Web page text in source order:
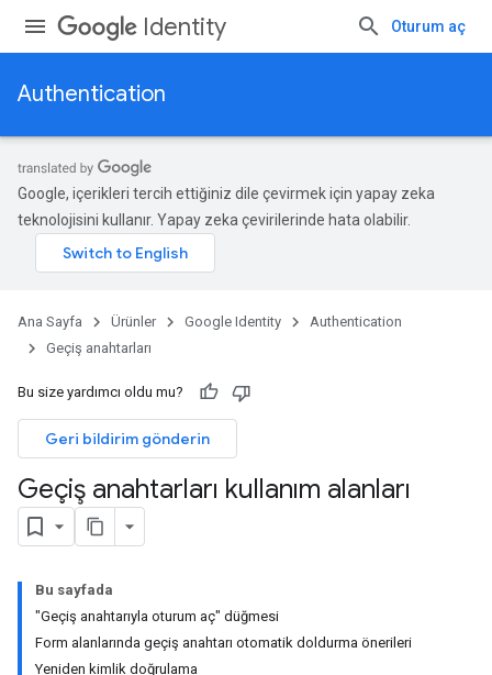
Identity Oturum aç
Authentication
Google, içerikleri tercih ettiğiniz dile çevirmek için yapay zeka
teknolojisini kullanır. Yapay zeka çevirilerinde hata olabilir.
Ana Sayfa Ürünler Google Identity
Authentication
Geçiş anahtarları
Bu size yardımcı oldu mu?
Geri bildirim gönderin
Geçiş anahtarları kullanım alanları
Bu sayfada
"Geçiş anahtarıyla oturum aç" düğmesi
Form alanlarında geçiş anahtarı otomatik doldurma önerileri
Yeniden kimlik doğrulama